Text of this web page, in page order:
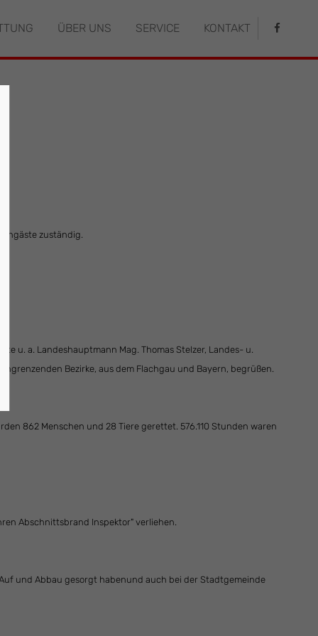
Der Eintrag "offcanvas-col4" existiert
ÜBER UNS SERVICE KONTAKT
zuständig.
u. a. Landeshauptmann Mag. Thomas Stelzer, Landes- u.
Bezirke, aus dem Flachgau und Bayern, begrüßen.
862 Menschen und 28 Tiere gerettet. 576.110 Stunden waren
Abschnittsbrand Inspektor" verliehen.
und Abbau gesorgt habenund auch bei der Stadtgemeinde